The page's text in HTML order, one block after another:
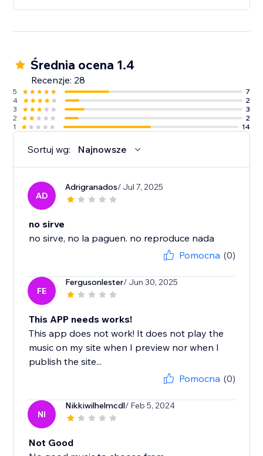
Średnia ocena 1.4
Recenzje: 28
5
7
4
2
3
3
2
2
1
14
Sortuj wg: Najnowsze
AD
Adrigranados/ Jul 7, 2025
no sirve
no sirve, no la paguen. no reproduce nada
Pomocna (0)
FE
Fergusonlester/ Jun 30, 2025
This APP needs works!
This app does not work! It does not play the
music on my site when I preview nor when I
publish the site...
Pomocna (0)
NI
Nikkiwilhelmcdl/ Feb 5, 2024
Not Good